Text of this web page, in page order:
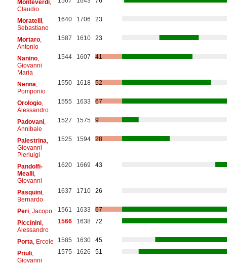
Monteverdi,
Claudio
Moratelli,
Sebastiano
1640 1706 23
Mortaro,
Antonio
1587 1610 23
Nanino,
Giovanni
Maria
1544 1607 41
Nenna
Pomponio
1550 1618 52
Orologio,
Alessandro
1555 1633 67
Padovani,
Annibale
1527 1575 9
Palestrina
Giovanni
Pierluigi
1525 1594 28
Pandolfi-
Mealli,
Giovanni
1620 1669 43
Pasquini,
Bernardo
1637 1710 26
Peri, Jacopo 1561 1633
67
Piccinini,
Alessandro
1566 1638 72
Porta , Ercole 1585 1630
45
Priuli,
Giovanni
1575 1626 51